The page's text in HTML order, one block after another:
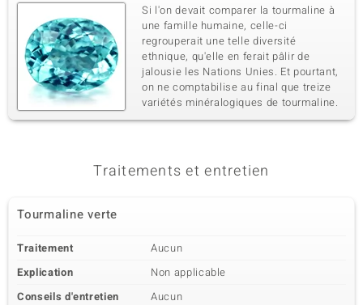
Poids total en carat
0,203 ct
Taille de la pierre
Poire
Sertissage
Serti griffe
Origine
Madagascar
4ème pierre
Poids total en carat Taille de la pierre
Rond
Pavage
Si l'on devait comparer la tourmaline à
une famille humaine, celle-ci
regrouperait une telle diversité
ethnique, qu'elle en ferait pâlir de
jalousie les Nations Unies. Et pourtant,
on ne comptabilise au final que treize
variétés minéralogiques de tourmaline.
Traitements et entretien
Tourmaline verte
Traitement
Aucun
Explication
Non applicable
Conseils d'entretien
Aucun